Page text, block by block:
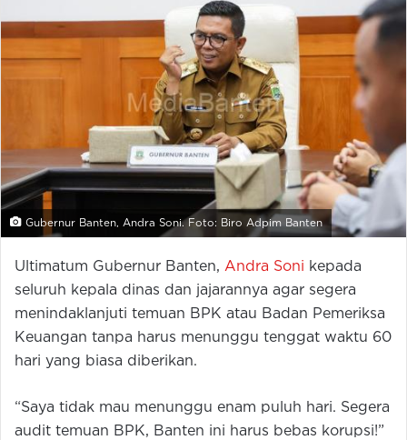
Gubernur Banten, Andra Soni. Foto: Biro Adpim Banten
Ultimatum Gubernur Banten, Andra Soni kepada
seluruh kepala dinas dan jajarannya agar segera
menindaklanjuti temuan BPK atau Badan Pemeriksa
Keuangan tanpa harus menunggu tenggat waktu 60
hari yang biasa diberikan.
“Saya tidak mau menunggu enam puluh hari. Segera
audit temuan BPK, Banten ini harus bebas korupsi!”